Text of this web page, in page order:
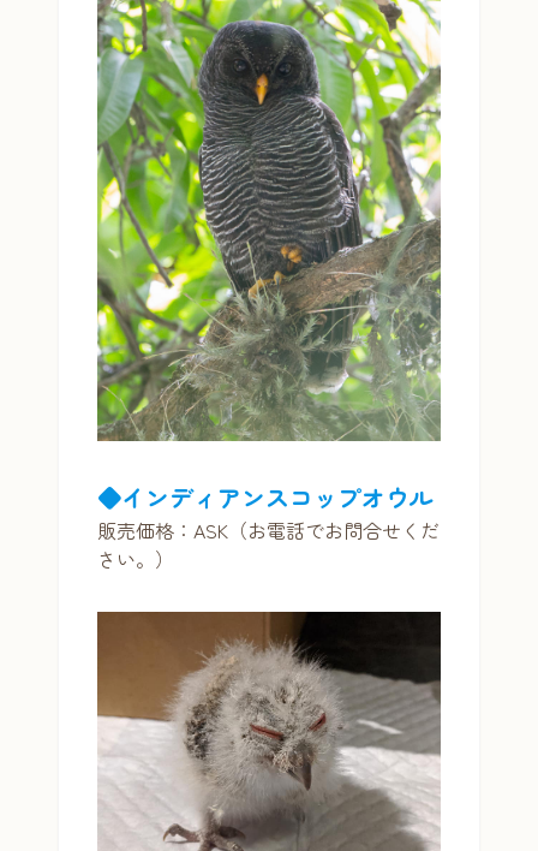
◆インディアンスコップオウル
販売価格：ASK（お電話でお問合せくだ
さい。）